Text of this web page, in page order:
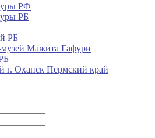
РФ
РБ
РБ
Мажита Гафури
г. Оханск Пермский край